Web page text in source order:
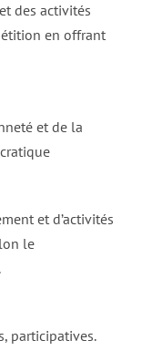
des activités
en offrant
et de la
et d’activités
le
participatives.